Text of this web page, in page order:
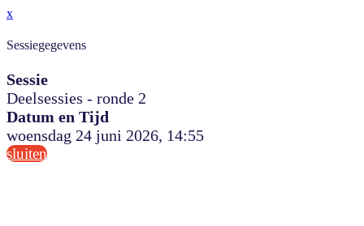
x
Sessiegegevens
Sessie
Deelsessies - ronde 2
Datum en Tijd
woensdag 24 juni 2026, 14:55
sluiten